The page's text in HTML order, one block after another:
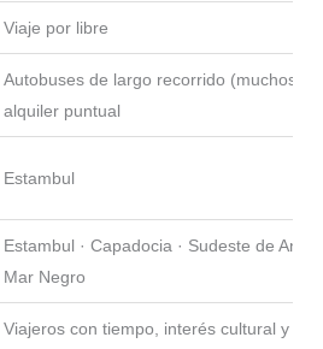
Viaje por libre
Autobuses de largo recorrido (muchos
alquiler puntual
Estambul
Estambul · Capadocia · Sudeste de
Mar Negro
Viajeros con tiempo, interés cultural y